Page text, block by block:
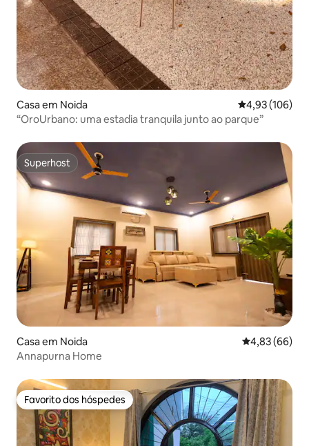
Casa em Noida Classificação
4,93 (106)
“OroUrbano: uma estadia tranquila junto ao parque”
Superhost
Superhost
Casa em Noida Classificação
4,83 (66)
Annapurna Home
Favorito dos hóspedes
Favorito dos hóspedes